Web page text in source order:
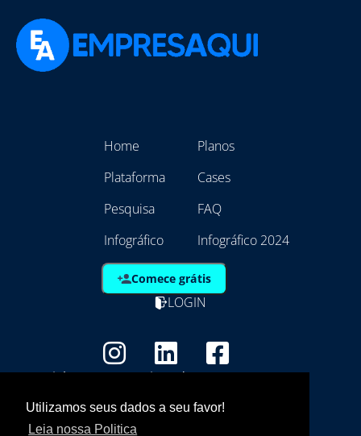
Utilizamos seus dados a seu favor!
Leia nossa Politica
Home
Plataforma
Pesquisa
Infográfico
Planos
Cases
FAQ
Infográfico 2024
Comece grátis
LOGIN
Copyright - Marca Registrada
21.792.257/0001/01